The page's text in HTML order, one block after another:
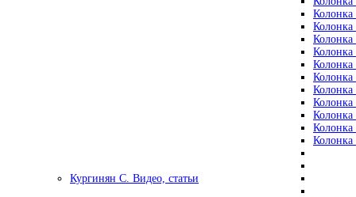
Колонка
Колонка
Колонка
Колонка
Колонка
Колонка
Колонка
Колонка
Колонка
Колонка
Колонка
Кургинян С. Видео, статьи